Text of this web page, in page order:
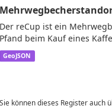
Der reCup ist ein
Pfand beim Kauf eines
GeoJSON
Sie können dieses Register auch